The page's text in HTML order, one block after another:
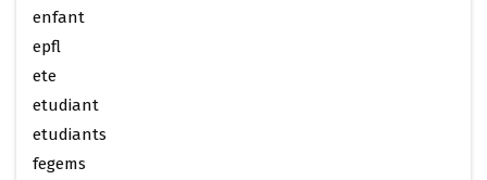
enfant
epfl
ete
etudiant
etudiants
fegems